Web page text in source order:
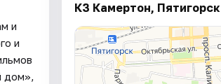
и
и
дом»,
КЗ Камертон, Пятигорск